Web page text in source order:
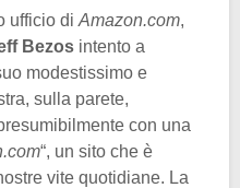
ufficio di Amazon.com,
Bezos intento a
modestissimo e
sulla parete,
con una
“, un sito che è
vite quotidiane. La